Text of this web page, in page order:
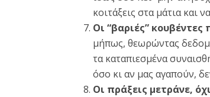
κοιτάξεις στα μάτια και
Οι “βαριές”
μήπως, θεωρώντας
τα καταπιεσμένα
όσο κι αν μας αγαπούν,
Οι πράξεις μετράνε,